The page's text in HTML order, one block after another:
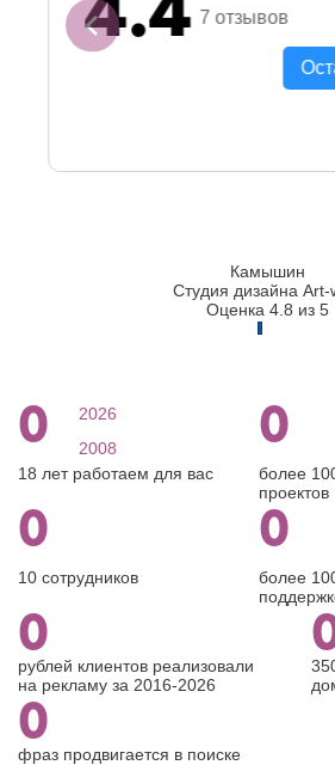
7 отзывов
Камышин
Студия дизайна Art-
Оценка 4.8 из 5
0
2026
2008
18 лет работаем для вас
0
более
проектов
0
10 сотрудников
0
более
0
рублей клиентов реализовали
на рекламу за 2016-2026
0
фраз продвигается в поиске